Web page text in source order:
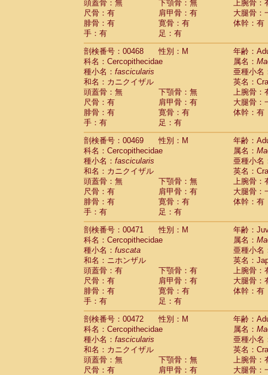
頭蓋骨：無
下顎骨：無
上腕骨：
尺骨：有
肩甲骨：有
大腿骨：
腓骨：有
寛骨：有
体幹：有
手：有
足：有
剖検番号：00468
性別：M
年齢：
科名：Cercopithecidae
属名：
種小名： fascicularis
亜種小名
和名：カニクイザル
英名：
頭蓋骨：無
下顎骨：無
上腕骨：
尺骨：有
肩甲骨：有
大腿骨：
腓骨：有
寛骨：有
体幹：有
手：有
足：有
剖検番号：00469
性別：M
年齢：
科名：Cercopithecidae
属名：
種小名： fascicularis
亜種小名
和名：カニクイザル
英名：
頭蓋骨：無
下顎骨：無
上腕骨：
尺骨：有
肩甲骨：有
大腿骨：
腓骨：有
寛骨：有
体幹：有
手：有
足：有
剖検番号：00471
性別：M
年齢：
科名：Cercopithecidae
属名：
種小名： fuscata
亜種小名
和名：ニホンザル
英名：
頭蓋骨：有
下顎骨：有
上腕骨：
尺骨：有
肩甲骨：有
大腿骨：
腓骨：有
寛骨：有
体幹：有
手：有
足：有
剖検番号：00472
性別：M
年齢：
科名：Cercopithecidae
属名：
種小名： fascicularis
亜種小名
和名：カニクイザル
英名：
頭蓋骨：無
下顎骨：無
上腕骨：
尺骨：有
肩甲骨：有
大腿骨：